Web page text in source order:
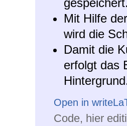
gespeichert.
Mit Hilfe
wird die
Damit die
erfolgt das
Open in
Code, hier